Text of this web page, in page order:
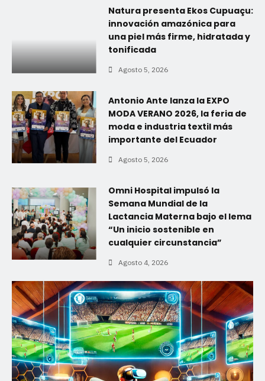
Natura presenta Ekos Cupuaçu:
innovación amazónica para
una piel más firme, hidratada y
tonificada
Agosto 5, 2026
Antonio Ante lanza la EXPO
MODA VERANO 2026, la feria de
moda e industria textil más
importante del Ecuador
Agosto 5, 2026
Omni Hospital impulsó la
Semana Mundial de la
Lactancia Materna bajo el lema
“Un inicio sostenible en
cualquier circunstancia”
Agosto 4, 2026